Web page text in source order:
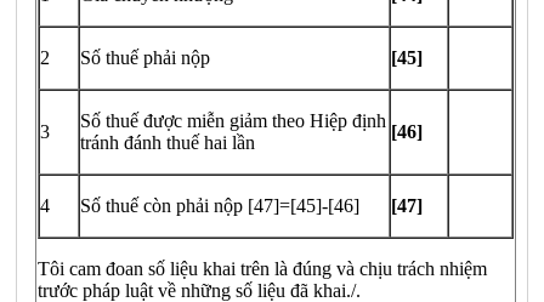
2 Số thuế phải nộp [45]
3
Số thuế được miễn giảm theo Hiệp định
tránh đánh thuế hai lần
[46]
4 Số thuế còn phải nộp [47]=[45]-[46] [47]
Tôi cam đoan số liệu khai trên là đúng và chịu trách nhiệm
trước pháp luật về những số liệu đã khai./.